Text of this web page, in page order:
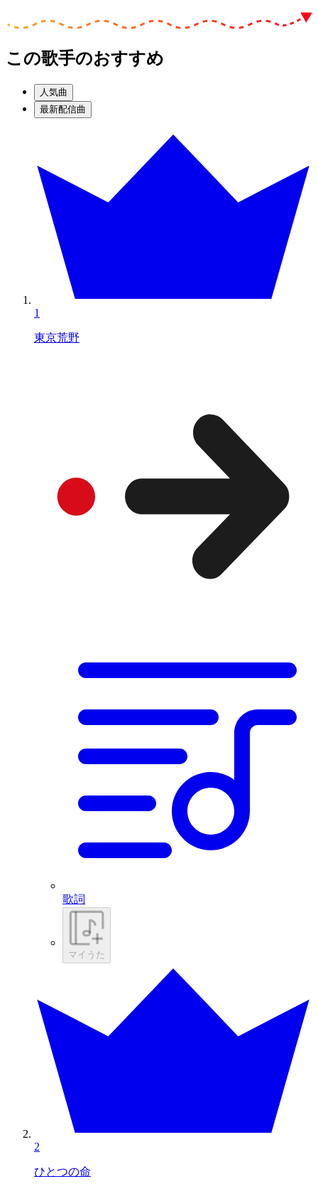
この歌手のおすすめ
人気曲
最新配信曲
1
東京荒野
歌詞
マイうた
2
ひとつの命